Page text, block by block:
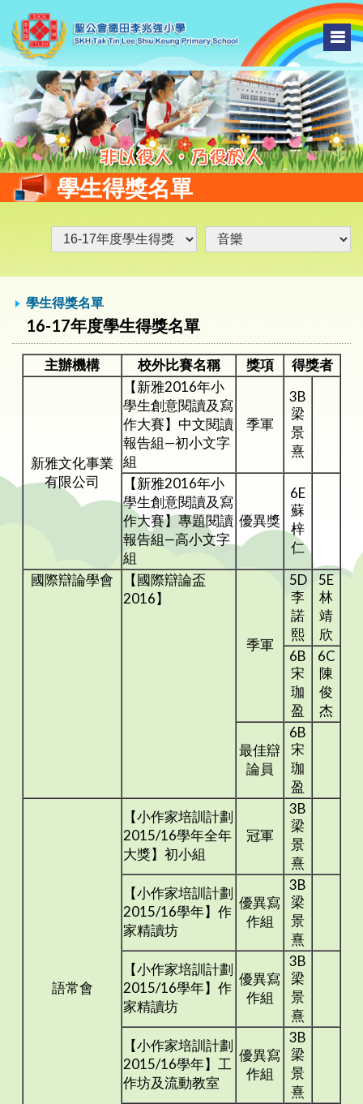
學生得獎名單
學生得獎名單
16-17年度學生得獎名單
主辦機構 校外比賽名稱 獎項 得獎者
新雅文化事業
有限公司
【新雅2016年小
學生創意閱讀及寫
作大賽】中文閱讀
報告組—初小文字
組
季軍
3B
梁
景
熹
【新雅2016年小
學生創意閱讀及寫
作大賽】專題閱讀
報告組—高小文字
組
優異獎
6E
蘇
梓
仁
國際辯論學會
【國際辯論盃
2016】
季軍
5D
李
諾
熙
5E
林
靖
欣
6B
宋
珈
盈
6C
陳
俊
杰
最佳辯
論員
6B
宋
珈
盈
語常會
【小作家培訓計劃
2015/16學年全年
大獎】初小組
冠軍
3B
梁
景
熹
【小作家培訓計劃
2015/16學年】作
家精讀坊
優異寫
作組
3B
梁
景
熹
【小作家培訓計劃
2015/16學年】作
家精讀坊
優異寫
作組
3B
梁
景
熹
【小作家培訓計劃
2015/16學年】工
作坊及流動教室
優異寫
作組
3B
梁
景
熹